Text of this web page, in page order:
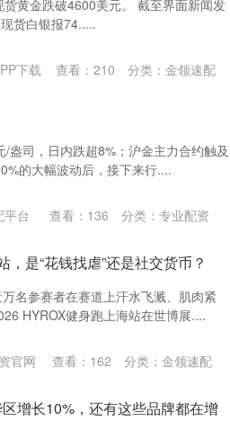
黄金跌破4600美元。 截至界面新闻发
货白银报74.....
下载 查看： 210 分类： 金领速配
盎司，日内跌超8%；沪金主力合约触及
的大幅波动后，接下来行....
平台 查看： 136 分类： 专业配资
是“花钱找虐”还是社交货币？
名参赛者在赛道上汗水飞溅、肌肉紧
HYROX健身跑上海站在世博展....
官网 查看： 162 分类：金领速配
增长10%，还有这些品牌都在增